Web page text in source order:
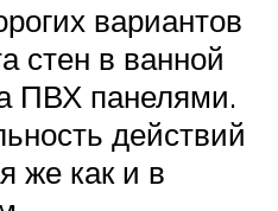
вариантов
стен в ванной
ПВХ панелями.
действий
же как и в